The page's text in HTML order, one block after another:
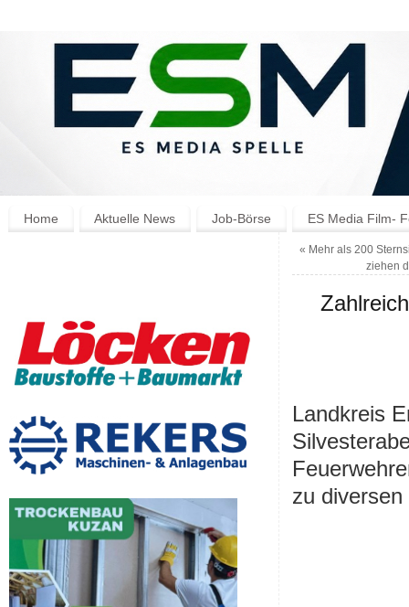
Home Aktuelle News Job-Börse ES Media Film-
« Mehr als 200
ziehen
Landkreis
zu